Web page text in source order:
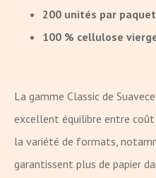
200 unités par paquet
100 % cellulose
La gamme Classic de
excellent équilibre entre
la variété de formats,
garantissent plus de papier